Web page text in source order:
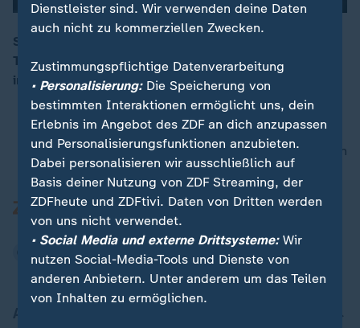
00:10
Sylvester Stallone schwingt auf Instagram das
Tanzbein. In seinem Post tanzt der 78-Jährige barfuß
im Ankleideraum.
nach oben
Dienstleister sind. Wir verwenden deine Daten
auch nicht zu kommerziellen Zwecken.
Zustimmungspflichtige Datenverarbeitung
• Personalisierung:Die Speicherung von
bestimmten Interaktionen ermöglicht uns, dein
Erlebnis im Angebot des ZDF an dich anzupassen
und Personalisierungsfunktionen anzubieten.
Dabei personalisieren wir ausschließlich auf
Basis deiner Nutzung von ZDF Streaming, der
ZDFheute und ZDFtivi. Daten von Dritten werden
von uns nicht verwendet.
• Social Media und externe Drittsysteme:Wir
nutzen Social-Media-Tools und Dienste von
anderen Anbietern. Unter anderem um das Teilen
von Inhalten zu ermöglichen.